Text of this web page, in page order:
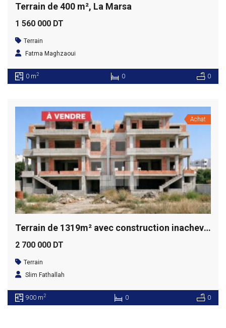
Terrain de 400 m², La Marsa
1 560 000 DT
Terrain
Fatma Maghzaoui
0 m2 0 0
Achat
Terrain de 1319m² avec construction inachevée, Ain Zaghouan
2 700 000 DT
Terrain
Slim Fathallah
900 m2 0 0